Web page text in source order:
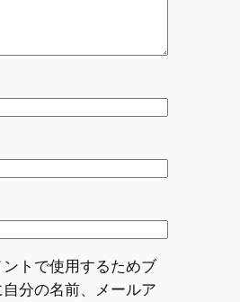
トで使用するためブ
分の名前、メールア